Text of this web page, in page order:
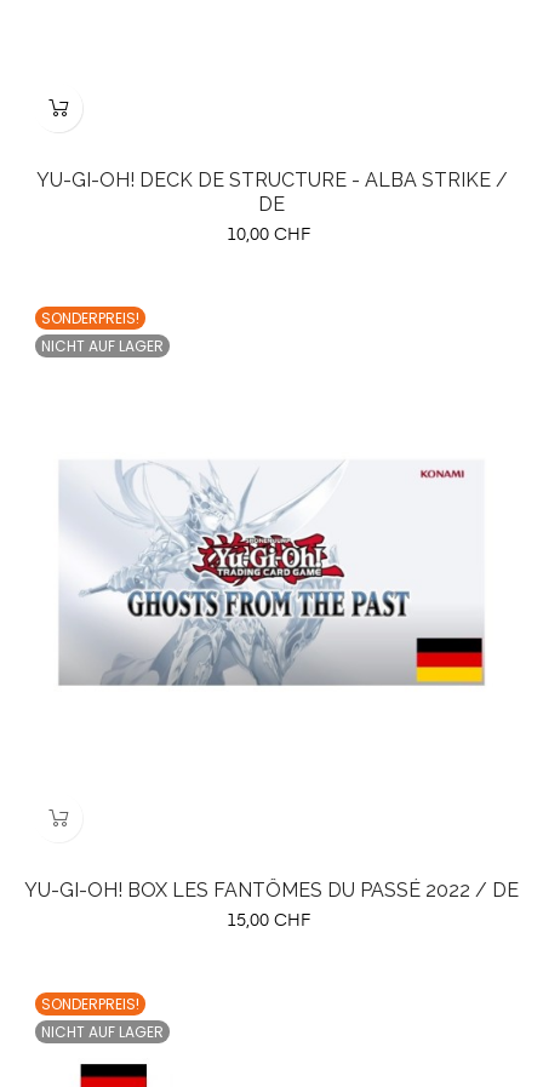
YU-GI-OH! DECK DE STRUCTURE - ALBA STRIKE /
DE
Preis
10,00 CHF
SONDERPREIS!
NICHT AUF LAGER
YU-GI-OH! BOX LES FANTÔMES DU PASSÉ 2022 / DE
Preis
15,00 CHF
SONDERPREIS!
NICHT AUF LAGER